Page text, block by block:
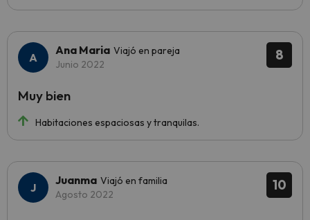
8
Ana Maria Viajó en pareja
Junio 2022
Habitaciones espaciosas y tranquilas.
Muy bien
10
Juanma Viajó en familia
Agosto 2022